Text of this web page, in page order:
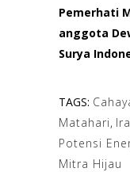
Pemerhati
anggota
Surya
TAGS:
Matahari,
Potensi
Mitra Hijau